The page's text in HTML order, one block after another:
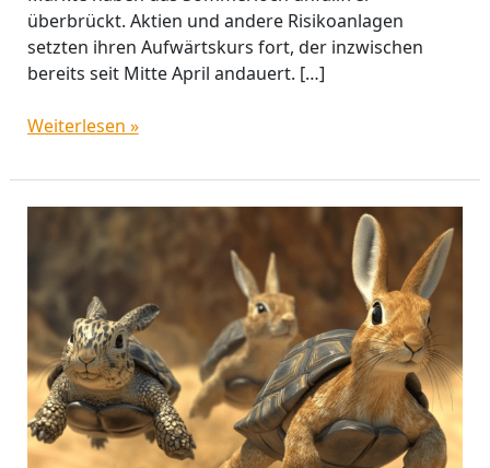
überbrückt. Aktien und andere Risikoanlagen
setzten ihren Aufwärtskurs fort, der inzwischen
bereits seit Mitte April andauert. […]
Weiterlesen »
Favoritenwechsel
Aktien
–
wer
2024
das
Rennen
macht